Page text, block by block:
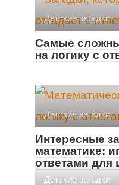
Детские загадки
Самые
на логику с
Детские загадки
Интересные
математике:
ответами для
Детские загадки